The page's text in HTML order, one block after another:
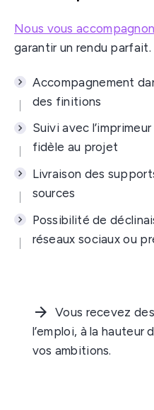
Nous vous
garantir un rendu parfait.
Accompagnement
des finitions
Suivi avec
fidèle au projet
Livraison des
sources
Possibilité de
réseaux sociaux ou
Vous recevez
l’emploi, à la hauteur
vos ambitions.